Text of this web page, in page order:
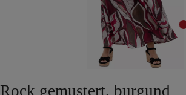
Rock gemustert, burgund